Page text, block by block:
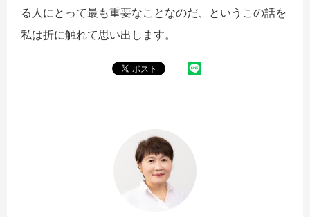
る人にとって最も重要なことなのだ、というこの話を
私は折に触れて思い出します。